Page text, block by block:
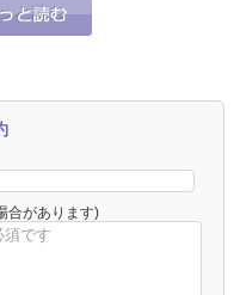
2
合があります)